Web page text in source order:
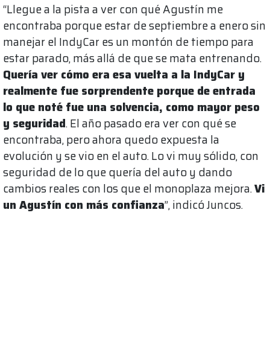
“Llegue a la pista a ver con qué Agustín me
encontraba porque estar de septiembre a enero sin
manejar el IndyCar es un montón de tiempo para
estar parado, más allá de que se mata entrenando.
Quería ver cómo era esa vuelta a la IndyCar y
realmente fue sorprendente porque de entrada
lo que noté fue una solvencia, como mayor peso
y seguridad. El año pasado era ver con qué se
encontraba, pero ahora quedo expuesta la
evolución y se vio en el auto. Lo vi muy sólido, con
seguridad de lo que quería del auto y dando
cambios reales con los que el monoplaza mejora.Vi
un Agustín con más confianza”, indicó Juncos.